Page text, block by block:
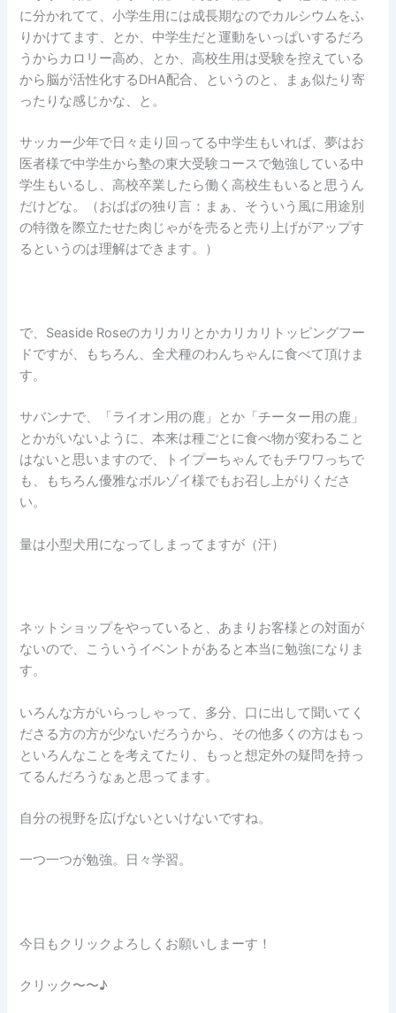
に分かれてて、小学生用には成長期なのでカルシウムをふ
りかけてます、とか、中学生だと運動をいっぱいするだろ
うからカロリー高め、とか、高校生用は受験を控えている
から脳が活性化するDHA配合、というのと、まぁ似たり寄
ったりな感じかな、と。
サッカー少年で日々走り回ってる中学生もいれば、夢はお
医者様で中学生から塾の東大受験コースで勉強している中
学生もいるし、高校卒業したら働く高校生もいると思うん
だけどな。（おばばの独り言：まぁ、そういう風に用途別
の特徴を際立たせた肉じゃがを売ると売り上げがアップす
るというのは理解はできます。）
で、Seaside Roseのカリカリとかカリカリトッピングフー
ドですが、もちろん、全犬種のわんちゃんに食べて頂けま
す。
サバンナで、「ライオン用の鹿」とか「チーター用の鹿」
とかがいないように、本来は種ごとに食べ物が変わること
はないと思いますので、トイプーちゃんでもチワワっちで
も、もちろん優雅なボルゾイ様でもお召し上がりくださ
い。
量は小型犬用になってしまってますが（汗）
ネットショップをやっていると、あまりお客様との対面が
ないので、こういうイベントがあると本当に勉強になりま
す。
いろんな方がいらっしゃって、多分、口に出して聞いてく
ださる方の方が少ないだろうから、その他多くの方はもっ
といろんなことを考えてたり、もっと想定外の疑問を持っ
てるんだろうなぁと思ってます。
自分の視野を広げないといけないですね。
一つ一つが勉強。日々学習。
今日もクリックよろしくお願いしまーす！
クリック〜〜♪